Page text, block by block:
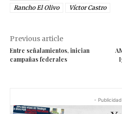
Rancho El Olivo
Víctor Castro
Previous article
Entre señalamientos, inician
campañas federales
-